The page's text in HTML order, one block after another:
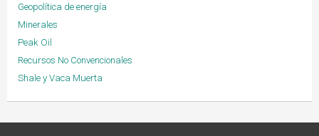
Geopolítica de energía
Minerales
Peak Oil
Recursos No Convencionales
Shale y Vaca Muerta